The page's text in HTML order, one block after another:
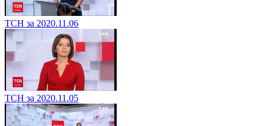
ТСН за 2020.11.06
ТСН за 2020.11.05